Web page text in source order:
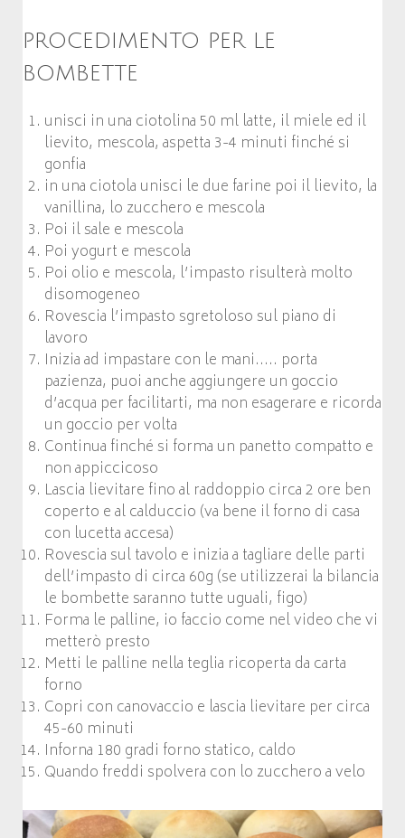
PROCEDIMENTO PER LE
BOMBETTE
unisci in una ciotolina 50 ml latte, il miele ed il
lievito, mescola, aspetta 3-4 minuti finché si
gonfia
in una ciotola unisci le due farine poi il lievito, la
vanillina, lo zucchero e mescola
Poi il sale e mescola
Poi yogurt e mescola
Poi olio e mescola, l’impasto risulterà molto
disomogeneo
Rovescia l’impasto sgretoloso sul piano di
lavoro
Inizia ad impastare con le mani….. porta
pazienza, puoi anche aggiungere un goccio
d’acqua per facilitarti, ma non esagerare e ricorda
un goccio per volta
Continua finché si forma un panetto compatto e
non appiccicoso
Lascia lievitare fino al raddoppio circa 2 ore ben
coperto e al calduccio (va bene il forno di casa
con lucetta accesa)
Rovescia sul tavolo e inizia a tagliare delle parti
dell’impasto di circa 60g (se utilizzerai la bilancia
le bombette saranno tutte uguali, figo)
Forma le palline, io faccio come nel video che vi
metterò presto
Metti le palline nella teglia ricoperta da carta
forno
Copri con canovaccio e lascia lievitare per circa
45-60 minuti
Inforna 180 gradi forno statico, caldo
Quando freddi spolvera con lo zucchero a velo